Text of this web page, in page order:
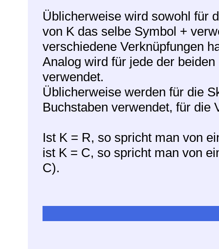
Üblicherweise wird sowohl für
von K das selbe Symbol +
verschiedene Verknüpfungen
Analog wird für jede der
verwendet.
Üblicherweise werden für die
Buchstaben verwendet, für die
Ist K = R, so spricht man von
ist K = C, so spricht man von
C).